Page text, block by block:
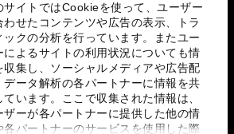
サイトではCookieを使って、ユーザー
わせたコンテンツや広告の表示、トラ
ックの分析を行っています。またユー
によるサイトの利用状況についても情
収集し、ソーシャルメディアや広告配
データ解析の各パートナーに情報を共
ています。ここで収集された情報は、
ザーが各パートナーに提供した他の情
各パートナーのサービスを使用した際